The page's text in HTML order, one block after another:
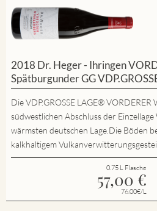
2018 Dr. Heger - Ihringen
Spätburgunder GG
Die VDP.GROSSE LAGE®
südwestlichen Abschluss der
wärmsten deutschen Lage.Die Böden
kalkhaltigem
0.75 L Flasche
57,00 €
76.00€/L